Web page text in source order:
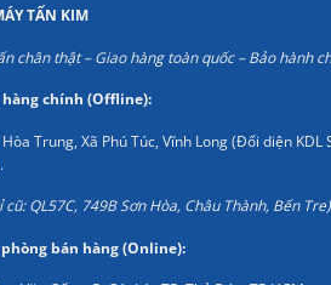
TẤN KIM
chân thật – Giao hàng toàn quốc – Bảo hành
hàng chính (Offline):
Trung, Xã Phú Túc, Vĩnh Long (Đối diện KDL
QL57C, 749B Sơn Hòa, Châu Thành, Bến
bán hàng (Online):